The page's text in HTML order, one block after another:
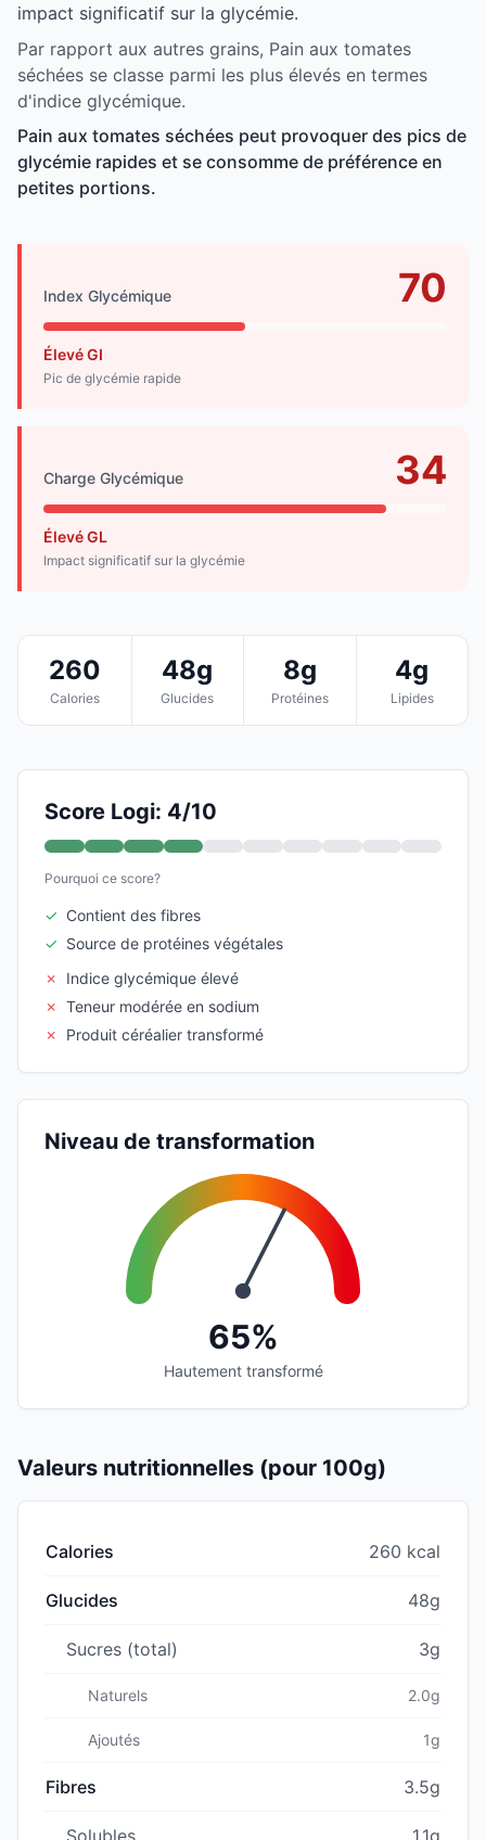
impact significatif sur la glycémie.
Par rapport aux autres grains, Pain aux tomates
séchées se classe parmi les plus élevés en termes
d'indice glycémique.
Pain aux tomates séchées peut provoquer des pics de
glycémie rapides et se consomme de préférence en
petites portions.
Index Glycémique 70
Élevé GI
Pic de glycémie rapide
Charge Glycémique 34
Élevé GL
Impact significatif sur la glycémie
260
Calories
48g
Glucides
8g
Protéines
4g
Lipides
Score Logi: 4/10
Pourquoi ce score?
✓ Contient des fibres
✓ Source de protéines végétales
✗
Indice glycémique élevé
✗ Teneur modérée en sodium
✗
Produit céréalier transformé
Niveau de transformation
65%
Hautement transformé
Valeurs nutritionnelles (pour 100g)
Calories 260 kcal
Glucides 48g
Sucres (total) 3g
Naturels 2.0g
Ajoutés 1g
Fibres 3.5g
Solubles 1.1g